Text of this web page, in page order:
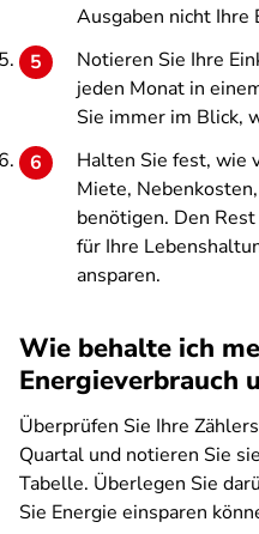
Ausgaben nicht Ihre
Notieren Sie Ihre
jeden Monat in
Sie immer im Blick,
Halten Sie fest, wie
Miete,
benötigen. Den
für Ihre
ansparen.
Wie behalte ich
Energieverbrauch
Überprüfen Sie Ihre
Quartal und notieren Sie
Tabelle. Überlegen Sie
Sie Energie einsparen